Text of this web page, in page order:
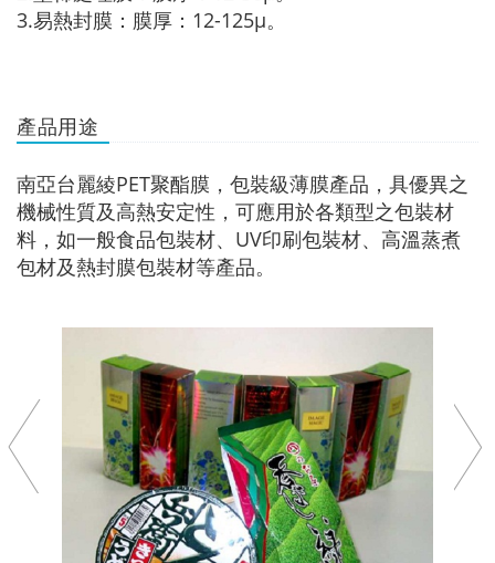
3.易熱封膜：膜厚：12-125μ。
產品用途
南亞台麗綾PET聚酯膜，包裝級薄膜產品，具優異之
機械性質及高熱安定性，可應用於各類型之包裝材
料，如一般食品包裝材、UV印刷包裝材、高溫蒸煮
包材及熱封膜包裝材等產品。